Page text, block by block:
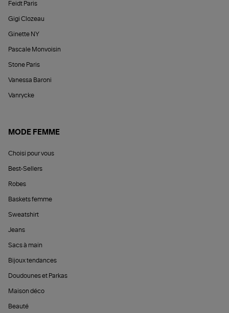
Feidt Paris
Gigi Clozeau
Ginette NY
Pascale Monvoisin
Stone Paris
Vanessa Baroni
Vanrycke
MODE FEMME
Choisi pour vous
Best-Sellers
Robes
Baskets femme
Sweatshirt
Jeans
Sacs à main
Bijoux tendances
Doudounes et Parkas
Maison déco
Beauté